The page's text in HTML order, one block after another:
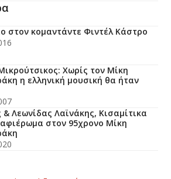
στον κομαντάντε Φιντέλ Κάστρο
Χωρίς τον Μίκη
η ελληνική μουσική θα ήταν
& Λεωνίδας Λαϊνάκης, Κισαμίτικα
στον 95χρονο Μίκη